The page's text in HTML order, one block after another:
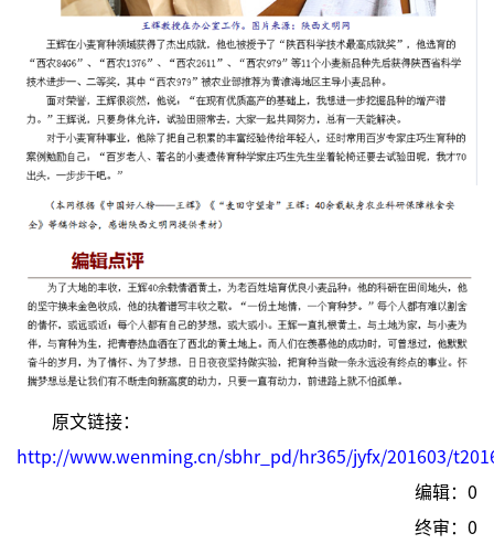
原文链接：
http://www.wenming.cn/sbhr_pd/hr365/jyfx/201603/
编辑：0
终审：0